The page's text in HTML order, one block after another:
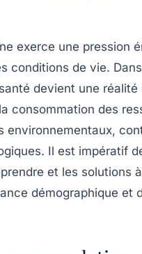
exerce une pression
conditions de vie.
devient une
consommation des
environnementaux,
Il est impératif
et les solutions
démographique et